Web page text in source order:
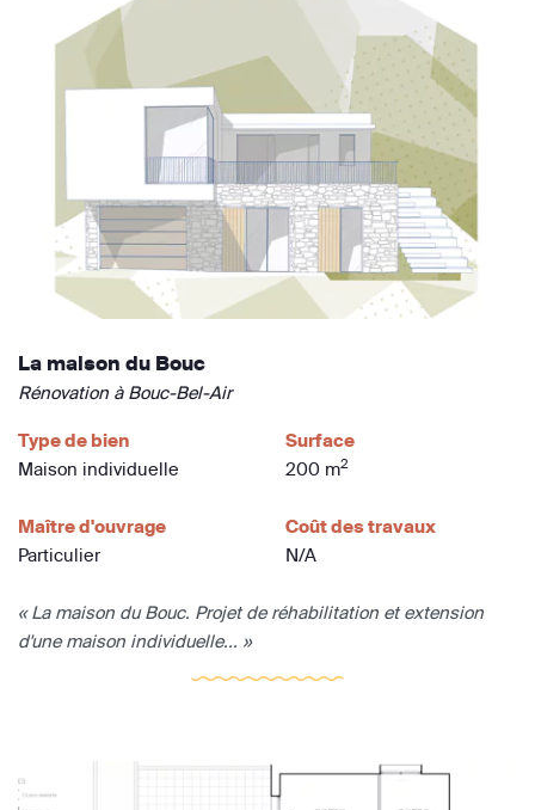
La maison du Bouc
Rénovation à Bouc-Bel-Air
Type de bien
Maison individuelle
Surface
200 m2
Maître d'ouvrage
Particulier
Coût des travaux
N/A
« La maison du Bouc. Projet de réhabilitation et extension
d'une maison individuelle... »